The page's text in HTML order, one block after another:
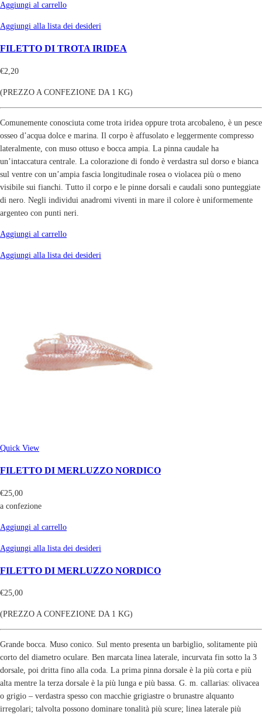
Aggiungi al carrello
Aggiungi alla lista dei desideri
FILETTO DI TROTA IRIDEA
€2,20
(PREZZO A CONFEZIONE DA 1 KG)
Comunemente conosciuta come trota iridea oppure trota arcobaleno, è un pesce
osseo d’acqua dolce e marina. Il corpo è affusolato e leggermente compresso
lateralmente, con muso ottuso e bocca ampia. La pinna caudale ha
un’intaccatura centrale. La colorazione di fondo è verdastra sul dorso e bianca
sul ventre con un’ampia fascia longitudinale rosea o violacea più o meno
visibile sui fianchi. Tutto il corpo e le pinne dorsali e caudali sono punteggiate
di nero. Negli individui anadromi viventi in mare il colore è uniformemente
argenteo con punti neri.
Aggiungi al carrello
Aggiungi alla lista dei desideri
Quick View
FILETTO DI MERLUZZO NORDICO
€25,00
a confezione
Aggiungi al carrello
Aggiungi alla lista dei desideri
FILETTO DI MERLUZZO NORDICO
€25,00
(PREZZO A CONFEZIONE DA 1 KG)
Grande bocca. Muso conico. Sul mento presenta un barbiglio, solitamente più
corto del diametro oculare. Ben marcata linea laterale, incurvata fin sotto la 3
dorsale, poi dritta fino alla coda. La prima pinna dorsale è la più corta e più
alta mentre la terza dorsale è la più lunga e più bassa. G. m. callarias: olivacea
o grigio – verdastra spesso con macchie grigiastre o brunastre alquanto
irregolari; talvolta possono dominare tonalità più scure; linea laterale più